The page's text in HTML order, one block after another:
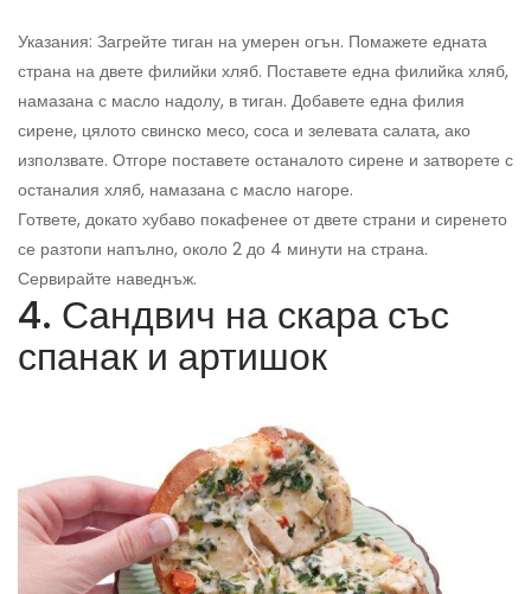
Указания: Загрейте тиган на умерен огън. Помажете едната
страна на двете филийки хляб. Поставете една филийка хляб,
намазана с масло надолу, в тиган. Добавете една филия
сирене, цялото свинско месо, соса и зелевата салата, ако
използвате. Отгоре поставете останалото сирене и затворете с
останалия хляб, намазана с масло нагоре.
Гответе, докато хубаво покафенее от двете страни и сиренето
се разтопи напълно, около 2 до 4 минути на страна.
Сервирайте наведнъж.
4. Сандвич на скара със
спанак и артишок